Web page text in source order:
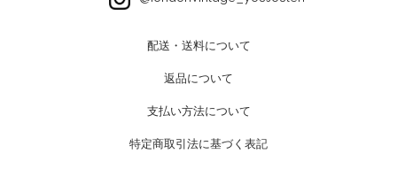
配送・送料について
返品について
支払い方法について
特定商取引法に基づく表記